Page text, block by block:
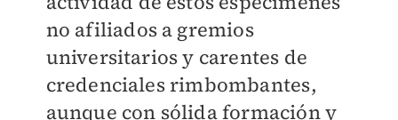
no afiliados a gremios
universitarios y carentes de
credenciales rimbombantes,
aunque con sólida formación y